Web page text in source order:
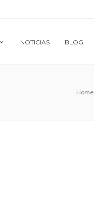
NOTICIAS BLOG
Home